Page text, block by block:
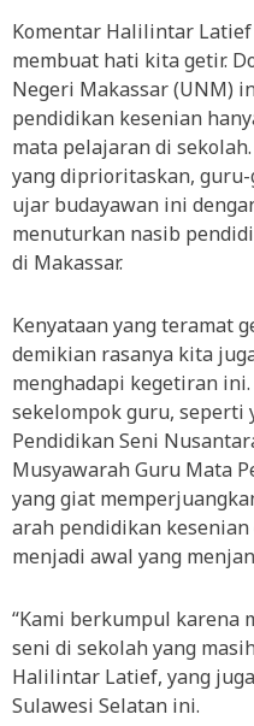
Komentar Halilintar
membuat hati kita getir.
Negeri Makassar (UNM)
pendidikan kesenian
mata pelajaran di
yang diprioritaskan,
ujar budayawan ini
menuturkan nasib
di Makassar.
Kenyataan yang teramat
demikian rasanya kita
menghadapi kegetiran
sekelompok guru, seperti
Pendidikan Seni
Musyawarah Guru Mata
yang giat
arah pendidikan
menjadi awal yang
“Kami berkumpul karena
seni di sekolah yang
Halilintar Latief, yang
Sulawesi Selatan ini.